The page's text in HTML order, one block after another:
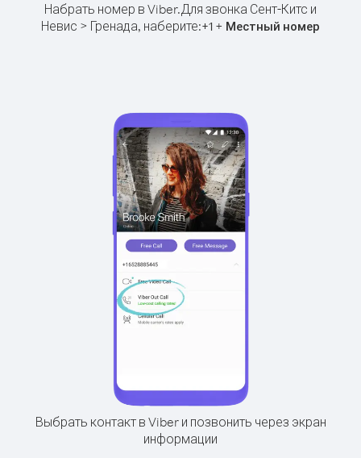
Набрать номер в Viber.Для звонка Сент-Китс и
Невис > Гренада, наберите:+1 + Местный номер
Выбрать контакт в Viber и позвонить через экран
информации